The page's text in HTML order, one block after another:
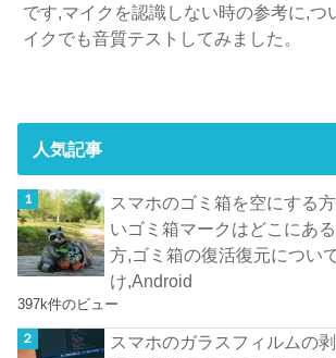
です,マイクを認識しない時の参考に,つ
イクでも音質テストしてみました。
人気記事
スマホのゴミ箱を空にする
いゴミ箱マークはどこにあ
方,ゴミ箱の復活復元につい
け,Android
397k件のビュー
スマホのガラスフィルムの